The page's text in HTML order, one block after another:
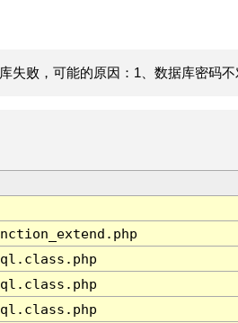
失败，可能的原因：1、数据库密码不